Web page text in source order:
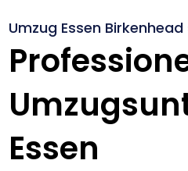
Umzug Essen
Essen